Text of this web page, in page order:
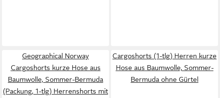
Geographical Norway
Cargoshorts kurze Hose aus
Baumwolle, Sommer-Bermuda
(Packung, 1-tlg) Herrenshorts mit
Cargoshorts (1-tlg) Herren kurze
Hose aus Baumwolle, Sommer-
Bermuda ohne Gürtel